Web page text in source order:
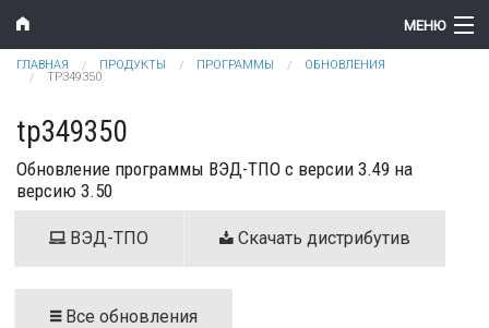
Перейти к основному содержанию
МЕНЮ
Компания
Новости
Продукты
Поддержка
Контакты
Вы здесь
ГЛАВНАЯ ПРОДУКТЫ ПРОГРАММЫ
ОБНОВЛЕНИЯ
TP349350
tp349350
Обновление программы ВЭД-ТПО с версии 3.49 на
версию 3.50
ВЭД-ТПО Скачать дистрибутив
Все обновления